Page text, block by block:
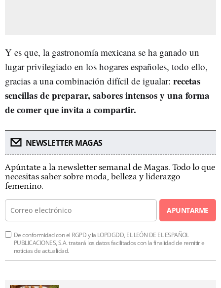
Y es que, la gastronomía mexicana se ha ganado un
lugar privilegiado en los hogares españoles, todo ello,
gracias a una combinación difícil de igualar: recetas
sencillas de preparar, sabores intensos y una forma
de comer que invita a compartir.
NEWSLETTER MAGAS
Apúntate a la newsletter semanal de Magas. Todo lo que
necesitas saber sobre moda, belleza y liderazgo
femenino.
APUNTARME
De conformidad con el RGPD y la LOPDGDD, EL LEÓN DE EL ESPAÑOL
PUBLICACIONES, S.A. tratará los datos facilitados con la finalidad de remitirle
noticias de actualidad.